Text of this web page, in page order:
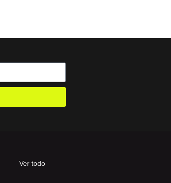
Ver todo